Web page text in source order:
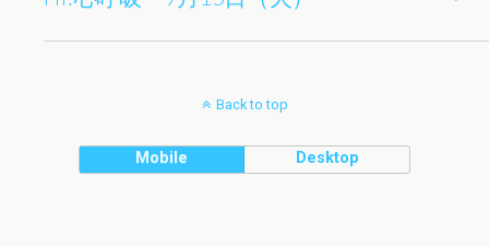
Back to top
Mobile Desktop